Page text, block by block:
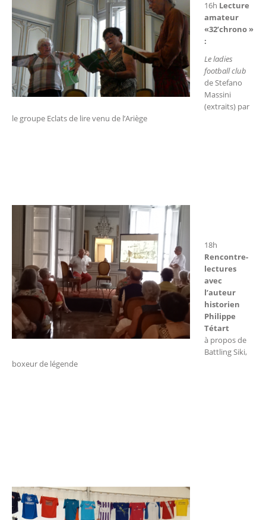
16h Lecture
amateur
«32’chrono »
:
Le ladies
football club
de Stefano
Massini
(extraits) par
le groupe Eclats de lire venu de l’Ariège
18h
Rencontre-
lectures
avec
l’auteur
historien
Philippe
Tétart
à propos de
Battling Siki,
boxeur de légende